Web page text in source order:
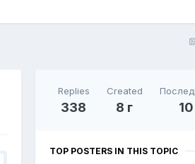
Replies
338
Created
8 г
TOP POSTERS IN THIS TOPIC